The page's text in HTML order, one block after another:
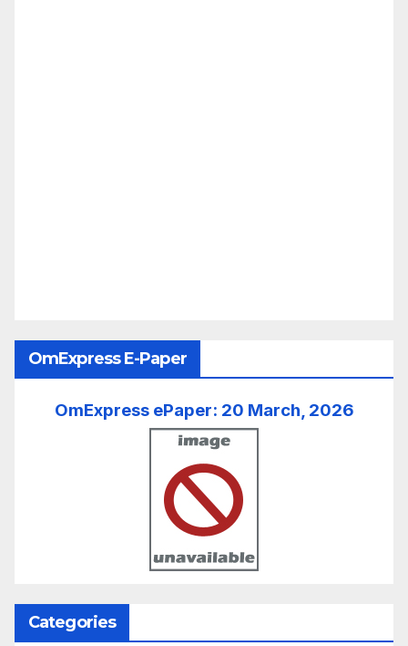
OmExpress E-Paper
OmExpress ePaper: 20 March, 2026
Categories